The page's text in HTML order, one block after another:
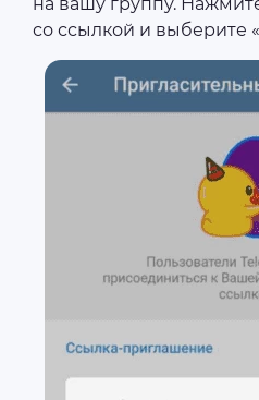
со ссылкой и выберите